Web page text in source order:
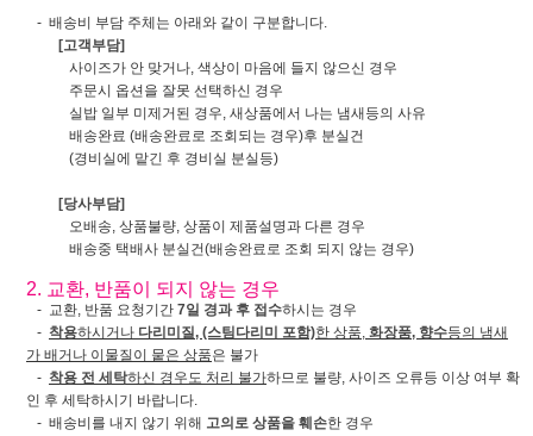
- 배송비 부담 주체는 아래와 같이 구분합니다.
[고객부담]
사이즈가 안 맞거나, 색상이 마음에 들지 않으신 경우
주문시 옵션을 잘못 선택하신 경우
실밥 일부 미제거된 경우, 새상품에서 나는 냄새등의 사유
배송완료 (배송완료로 조회되는 경우)후 분실건
(경비실에 맡긴 후 경비실 분실등)
[당사부담]
오배송, 상품불량, 상품이 제품설명과 다른 경우
배송중 택배사 분실건(배송완료로 조회 되지 않는 경우)
2. 교환, 반품이 되지 않는 경우
- 교환, 반품 요청기간 7일 경과 후 접수하시는 경우
- 착용하시거나 다리미질, (스팀다리미 포함)한 상품, 화장품, 향수등의 냄새
가 배거나 이물질이 뭍은 상품은 불가
- 착용 전 세탁하신 경우도 처리 불가하므로 불량, 사이즈 오류등 이상 여부 확
인 후 세탁하시기 바랍니다.
- 배송비를 내지 않기 위해 고의로 상품을 훼손한 경우